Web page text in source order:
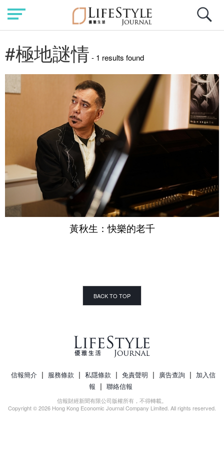
#極地謎情 - 1 results found
黃秋生：快樂的老千
BACK TO TOP
信報簡介 | 服務條款 | 私隱條款 | 免責聲明 | 廣告查詢 | 加入信
報 | 聯絡信報
信報財經新聞有限公司版權所有，不得轉載。
Copyright © 2026 Hong Kong Economic Journal Company Limited. All rights reserved.